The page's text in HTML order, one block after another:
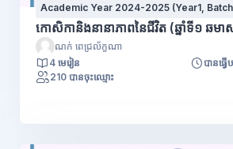
និងស្ថានទូតរបស់ខ្លួន នៅបរទេស អាចនឹងត្រូវបែក
មានផលប៉ះពាល់អវិជ្ជមានដល់រដ្ឋាភិបាល និងប្រ
Academic Year 2024-2025 (Year1,
កោសិកានិងនានាភាពនៃជីវិត (ឆ្នាំទី១ ឆម
ណក់ ពេជ្រល័ក្ខណា
4 មេរៀន
បានធ្វ
210 បានចុះឈ្មោះ